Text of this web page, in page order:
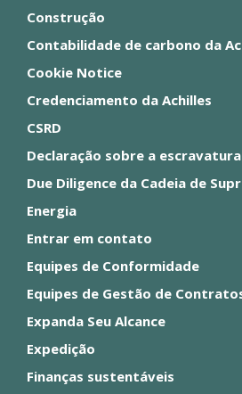
Construção
Contabilidade de carbono da
Cookie Notice
Credenciamento da Achilles
CSRD
Declaração sobre a
Due Diligence da Cadeia de
Energia
Entrar em contato
Equipes de Conformidade
Equipes de Gestão de
Expanda Seu Alcance
Expedição
Finanças sustentáveis